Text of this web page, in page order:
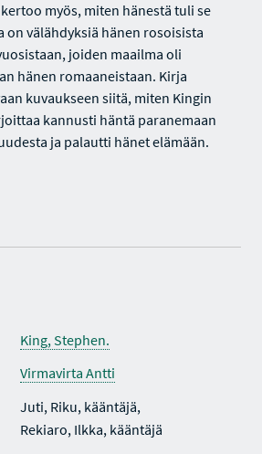
myös, miten hänestä tuli se
on välähdyksiä hänen rosoisista
joiden maailma oli
hänen romaaneistaan. Kirja
kuvaukseen siitä, miten Kingin
kannusti häntä paranemaan
ja palautti hänet elämään.
King, Stephen.
Virmavirta Antti
Juti, Riku, kääntäjä,
Rekiaro, Ilkka, kääntäjä